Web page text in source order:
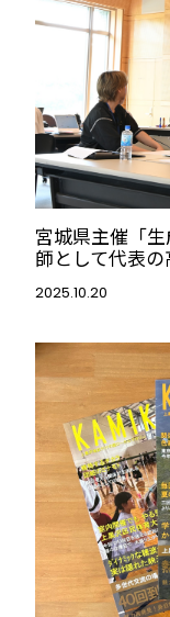
宮城県主催「
師として代表の
2025.10.20